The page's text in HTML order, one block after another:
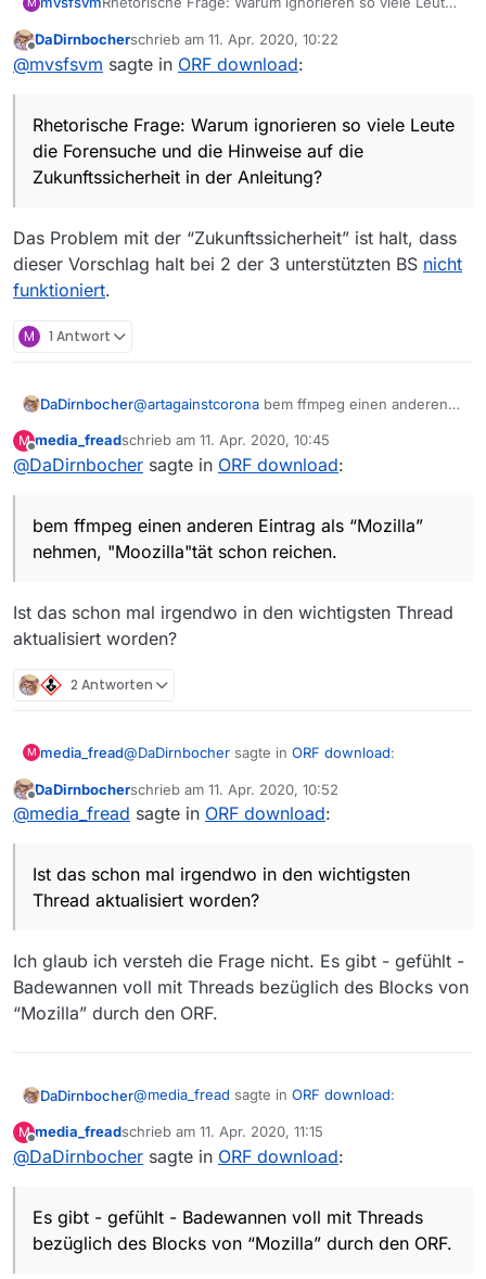
eingetragen wie er in der Anleitung
stand:
Anleitung: Einstellungen für ORF
download
eintrag und vor dem “-i” ein
Leerzeichen
-user_agent “Mozilla” -i %f -c copy -
bsf:a aac_adtstoasc **
Empfohlen Version 8 Update 241
(Dateigröße: 1.97 MB)
Releasedatum: 14. Januar 2020
7.Windows 10 neuestes Update
Aber es funtkioniert der download nicht - Orf
lg aac
Zukunftssicherheit in der Anleitung?
Offline
DaDirnbocherschrieb am 11. Apr. 2020, 10:22
zuletzt editiert von
@mvsfsvm sagte in ORF download:
Rhetorische Frage: Warum ignorieren so viele Leute
die Forensuche und die Hinweise auf die
Zukunftssicherheit in der Anleitung?
Das Problem mit der “Zukunftssicherheit” ist halt, dass
dieser Vorschlag halt bei 2 der 3 unterstützten BS nicht
funktioniert.
M 1 Antwort
DaDirnbocher@artagainstcorona bem ffmpeg einen anderen
schon reichen.
Wichtig: allfällige angelegte Downloads vorher
M
Offline
media_freadschrieb am 11. Apr. 2020, 10:45
zuletzt editiert von
@DaDirnbocher sagte in ORF download:
bem ffmpeg einen anderen Eintrag als “Mozilla”
nehmen, "Moozilla"tät schon reichen.
Ist das schon mal irgendwo in den wichtigsten Thread
aktualisiert worden?
2 Antworten
M media_fread@DaDirnbocher sagte in ORF download:
bem ffmpeg einen anderen Eintrag als
Thread aktualisiert worden?
Offline
DaDirnbocherschrieb am 11. Apr. 2020, 10:52
zuletzt editiert von
@media_fread sagte in ORF download:
Ist das schon mal irgendwo in den wichtigsten
Thread aktualisiert worden?
Ich glaub ich versteh die Frage nicht. Es gibt - gefühlt -
Badewannen voll mit Threads bezüglich des Blocks von
“Mozilla” durch den ORF.
DaDirnbocher@media_fread sagte in ORF download:
Ist das schon mal irgendwo in den
gefühlt - Badewannen voll mit Threads
bezüglich des Blocks von “Mozilla” durch den
ORF.
M
Offline
media_freadschrieb am 11. Apr. 2020, 11:15
zuletzt editiert von
@DaDirnbocher sagte in ORF download:
Es gibt - gefühlt - Badewannen voll mit Threads
bezüglich des Blocks von “Mozilla” durch den ORF.